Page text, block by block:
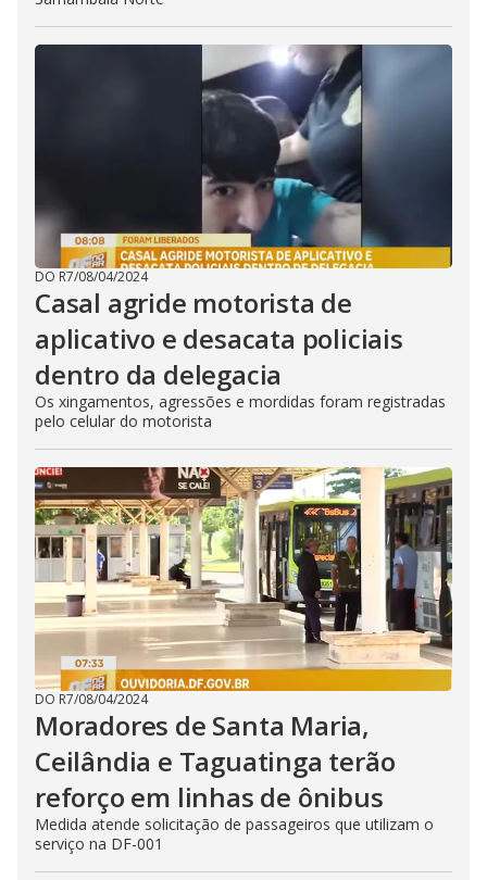
DO R7/08/04/2024
Casal agride motorista de
aplicativo e desacata policiais
dentro da delegacia
Os xingamentos, agressões e mordidas foram registradas
pelo celular do motorista
DO R7/08/04/2024
Moradores de Santa Maria,
Ceilândia e Taguatinga terão
reforço em linhas de ônibus
Medida atende solicitação de passageiros que utilizam o
serviço na DF-001